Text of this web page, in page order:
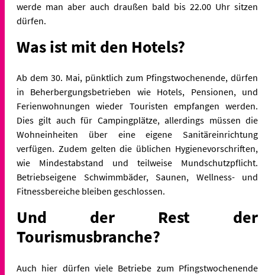
werde man aber auch draußen bald bis 22.00 Uhr sitzen
dürfen.
Was ist mit den Hotels?
Ab dem 30. Mai, pünktlich zum Pfingstwochenende, dürfen
in Beherbergungsbetrieben wie Hotels, Pensionen, und
Ferienwohnungen wieder Touristen empfangen werden.
Dies gilt auch für Campingplätze, allerdings müssen die
Wohneinheiten über eine eigene Sanitäreinrichtung
verfügen. Zudem gelten die üblichen Hygienevorschriften,
wie Mindestabstand und teilweise Mundschutzpflicht.
Betriebseigene Schwimmbäder, Saunen, Wellness- und
Fitnessbereiche bleiben geschlossen.
Und der Rest der
Tourismusbranche?
Auch hier dürfen viele Betriebe zum Pfingstwochenende